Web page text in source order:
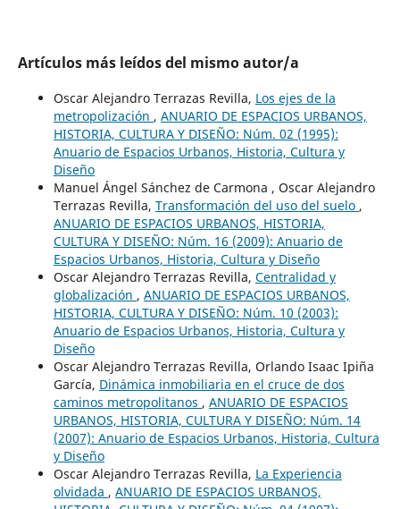
Artículos más leídos del mismo autor/a
Oscar Alejandro Terrazas Revilla, Los ejes de la
metropolización , ANUARIO DE ESPACIOS URBANOS,
HISTORIA, CULTURA Y DISEÑO: Núm. 02 (1995):
Anuario de Espacios Urbanos, Historia, Cultura y
Diseño
Manuel Ángel Sánchez de Carmona , Oscar Alejandro
Terrazas Revilla, Transformación del uso del suelo ,
ANUARIO DE ESPACIOS URBANOS, HISTORIA,
CULTURA Y DISEÑO: Núm. 16 (2009): Anuario de
Espacios Urbanos, Historia, Cultura y Diseño
Oscar Alejandro Terrazas Revilla, Centralidad y
globalización , ANUARIO DE ESPACIOS URBANOS,
HISTORIA, CULTURA Y DISEÑO: Núm. 10 (2003):
Anuario de Espacios Urbanos, Historia, Cultura y
Diseño
Oscar Alejandro Terrazas Revilla, Orlando Isaac Ipiña
García, Dinámica inmobiliaria en el cruce de dos
caminos metropolitanos , ANUARIO DE ESPACIOS
URBANOS, HISTORIA, CULTURA Y DISEÑO: Núm. 14
(2007): Anuario de Espacios Urbanos, Historia, Cultura
y Diseño
Oscar Alejandro Terrazas Revilla, La Experiencia
olvidada , ANUARIO DE ESPACIOS URBANOS,